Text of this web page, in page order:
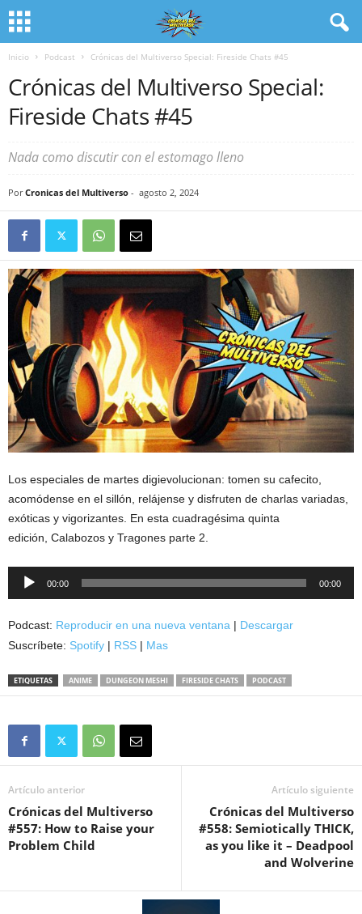
Inicio Podcast Crónicas del Multiverso Special: Fireside Chats #45
Crónicas del Multiverso Special:
Fireside Chats #45
Nada como discutir con el estomago lleno
Por Cronicas del Multiverso - agosto 2, 2024
Los especiales de martes digievolucionan: tomen su cafecito,
acomódense en el sillón, relájense y disfruten de charlas variadas,
exóticas y vigorizantes. En esta cuadragésima quinta
edición, Calabozos y Tragones parte 2.
Reproductor
00:00 00:00
Podcast: Reproducir en una nueva ventana | Descargar
Suscríbete: Spotify | RSS | Mas
ETIQUETAS ANIME DUNGEON MESHI FIRESIDE CHATS PODCAST
Artículo anterior
Crónicas del Multiverso
#557: How to Raise your
Problem Child
Artículo siguiente
Crónicas del Multiverso
#558: Semiotically THICK,
as you like it – Deadpool
and Wolverine